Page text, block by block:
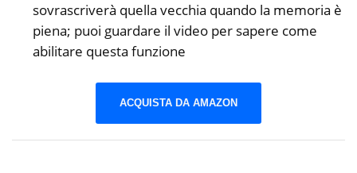
sovrascriverà quella vecchia quando la memoria è
piena; puoi guardare il video per sapere come
abilitare questa funzione
ACQUISTA DA AMAZON